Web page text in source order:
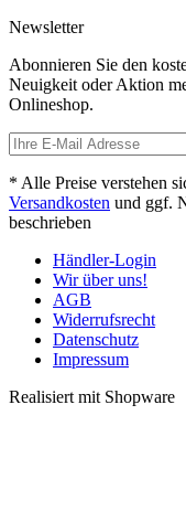
Newsletter
Abonnieren Sie den
Neuigkeit oder Aktion
Onlineshop.
* Alle Preise verstehen
Versandkosten und ggf.
beschrieben
Händler-Login
Wir über uns!
AGB
Widerrufsrecht
Datenschutz
Impressum
Realisiert mit Shopware